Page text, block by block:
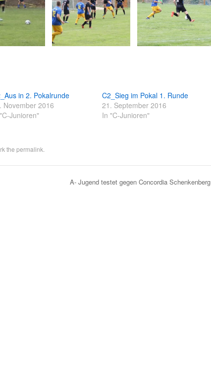
in 2. Pokalrunde
November 2016
Junioren"
C2_Sieg im Pokal 1. Runde
21. September 2016
In "C-Junioren"
the permalink
A- Jugend testet gegen Concordia Schenkenberg